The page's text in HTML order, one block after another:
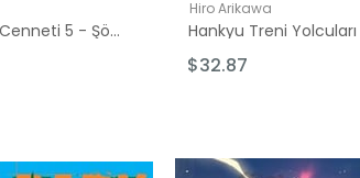
Cadıların Cenneti 5 - Şömizli
Hiro Arikawa
$32.87